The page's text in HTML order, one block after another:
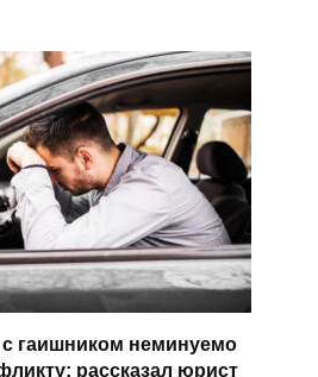
гаишником неминуемо
рассказал юрист